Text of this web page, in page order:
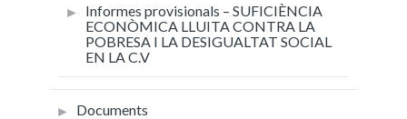
Informes provisionals – SUFICIÈNCIA
ECONÒMICA LLUITA CONTRA LA
POBRESA I LA DESIGUALTAT SOCIAL
EN LA C.V
Documents